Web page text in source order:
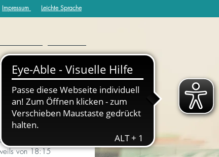
Impressum Leichte Sprache
More
am
von 18:15